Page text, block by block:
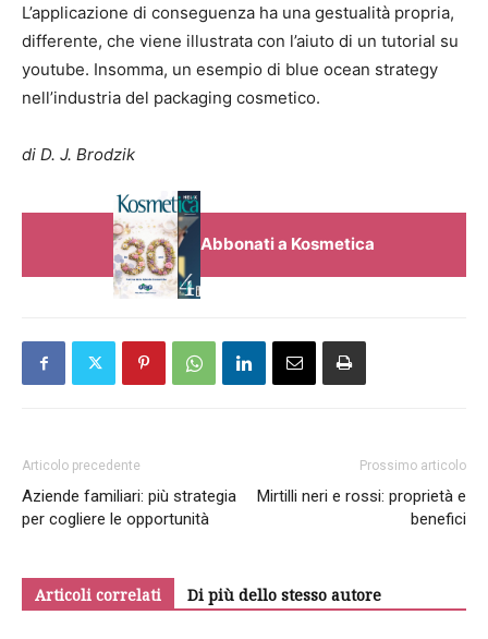
L’applicazione di conseguenza ha una gestualità propria,
differente, che viene illustrata con l’aiuto di un tutorial su
youtube. Insomma, un esempio di blue ocean strategy
nell’industria del packaging cosmetico.
di D. J. Brodzik
Abbonati a Kosmetica
Articolo precedente
Aziende familiari: più strategia
per cogliere le opportunità
Prossimo articolo
Mirtilli neri e rossi: proprietà e
benefici
Articoli correlati Di più dello stesso autore